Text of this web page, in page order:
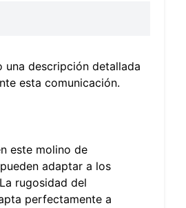
una descripción detallada
esta comunicación.
este molino de
adaptar a los
rugosidad del
perfectamente a